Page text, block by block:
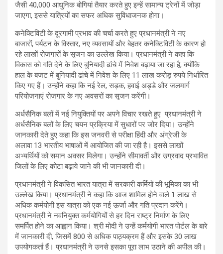
जैसी 40,000 आधुनिक बोगियां तैयार करते हुए इन्‍हें सामान्य ट्रेनों में जोड़ा
जाएगा, इससे यात्रियों का सफर अधिक सुविधाजनक होगा।
कनेक्टिविटी के दूरगामी प्रभाव की चर्चा करते हुए प्रधानमंत्री ने नए
बाजारों, पर्यटन के विस्तार, नए व्यवसायों और बेहतर कनेक्टिविटी के कारण हो
रहे लाखों रोजगारों के सृजन का उल्लेख किया। प्रधानमंत्री ने कहा कि
विकास को गति देने के लिए बुनियादी ढांचे में निवेश बढ़ाया जा रहा है, क्योंकि
हाल के बजट में बुनियादी ढांचे में निवेश के लिए 11 लाख करोड़ रुपये निर्धारित
किए गए हैं। उन्होंने कहा कि नई रेल, सड़क, हवाई अड्डे और जलमार्ग
परियोजनाएं रोजगार के नए अवसरों का सृजन करेंगी।
अर्धसैनिक बलों में नई नियुक्तियों पर अपने विचार रखते हुए प्रधानमंत्री ने
अर्धसैनिक बलों के लिए चयन प्रक्रिया में सुधारों पर जोर दिया। उन्‍होंने
जानकारी देते हुए कहा कि इस जनवरी से परीक्षा हिंदी और अंग्रेजी के
अलावा 13 भारतीय भाषाओं में आयोजित की जा रही है। इससे लाखों
अभ्यर्थियों को समान अवसर मिलेगा। उन्होंने सीमावर्ती और उग्रवाद प्रभावित
जिलों के लिए कोटा बढ़ाये जाने की भी जानकारी दी।
प्रधानमंत्री ने विकसित भारत यात्रा में सरकारी कर्मियों की भूमिका का भी
उल्लेख किया। प्रधानमंत्री ने कहा कि आज शामिल होने वाले 1 लाख से
अधिक कर्मयोगी इस यात्रा को एक नई ऊर्जा और गति प्रदान करेंगे।
प्रधानमंत्री ने नवनियुक्‍त कर्मयोगियों से हर दिन राष्ट्र निर्माण के लिए
समर्पित होने का आह्वान किया। श्री मोदी ने उन्हें कर्मयोगी भारत पोर्टल के बारे
में जानकारी दी, जिसमें 800 से अधिक पाठ्यक्रम हैं और इसके 30 लाख
उपयोगकर्ता हैं। प्रधानमंत्री ने उनसे इसका पूरा लाभ उठाने की अपील की।